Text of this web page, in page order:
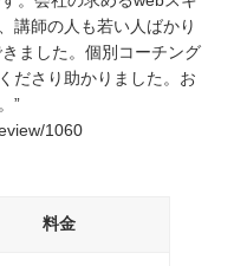
講師の人も若い人ばかり
ました。個別コーチング
ださり助かりました。お
”
1060
料金